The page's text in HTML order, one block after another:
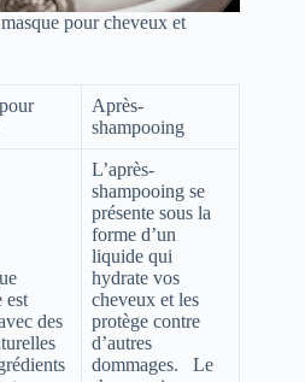
pour cheveux et
Après-
shampooing
est
des
L’après-
shampooing se
présente sous la
forme d’un
liquide qui
hydrate vos
cheveux et les
protège contre
d’autres
dommages. Le